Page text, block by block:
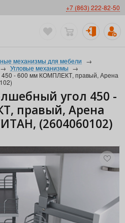
+7 (863) 222-82-50
механизмы для мебели →
→ Угловые механизмы →
450 - 600 мм КОМПЛЕКТ, правый, Арена
угол 450 -
правый, Арена
(2604060102)